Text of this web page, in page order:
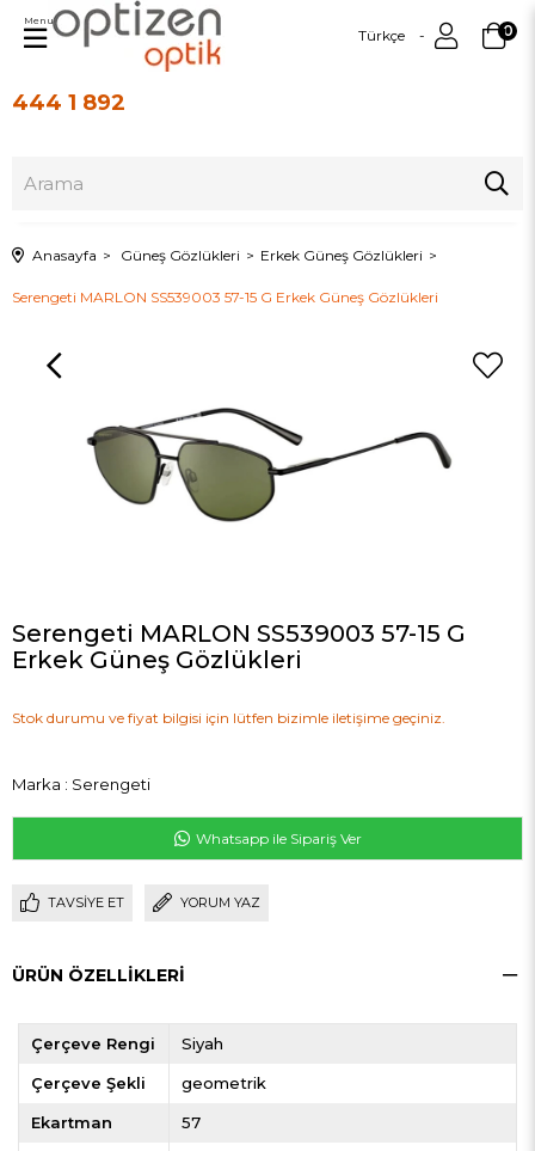
444 1 892
Türkçe 0
Menu
Anasayfa Güneş Gözlükleri Erkek Güneş Gözlükleri
Serengeti MARLON SS539003 57-15 G Erkek Güneş Gözlükleri
Serengeti MARLON SS539003 57-15 G
Erkek Güneş Gözlükleri
Stok durumu ve fiyat bilgisi için lütfen bizimle iletişime geçiniz.
Marka : Serengeti
Whatsapp ile Sipariş Ver
TAVSIYE ET YORUM YAZ
ÜRÜN ÖZELLIKLERI
Çerçeve Rengi Siyah
Çerçeve Şekli geometrik
Ekartman 57